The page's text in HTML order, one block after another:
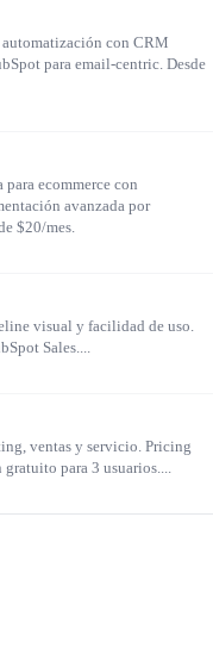
datos.
mejor como capa
como herramienta
de abandono
WooCommerce
y es menos
ecommerce viene
segmentación por
HubSpot gana cuando
con CRM
para email-centric. Desde
ecommerce con
avanzada por
$20/mes.
visual y facilidad de uso.
Sales....
ventas y servicio. Pricing
para 3 usuarios....